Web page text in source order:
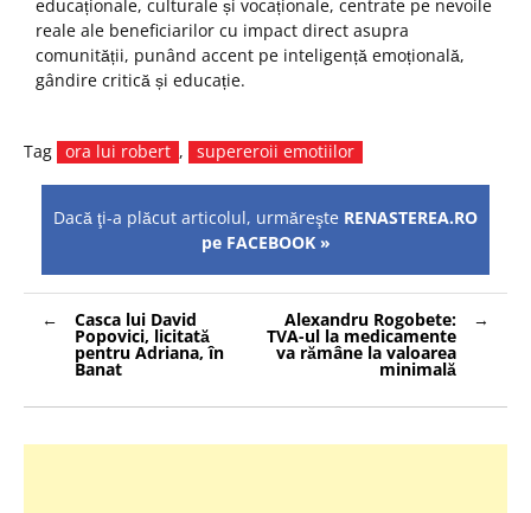
educaționale, culturale și vocaționale, centrate pe nevoile
reale ale beneficiarilor cu impact direct asupra
comunității, punând accent pe inteligență emoțională,
gândire critică și educație.
Tag ora lui robert , supereroii emotiilor
Dacă ţi-a plăcut articolul, urmăreşte RENASTEREA.RO
pe FACEBOOK »
Navigare
în
articole
Casca lui David
Popovici, licitată
pentru Adriana, în
Banat
Alexandru Rogobete:
TVA-ul la medicamente
va rămâne la valoarea
minimală